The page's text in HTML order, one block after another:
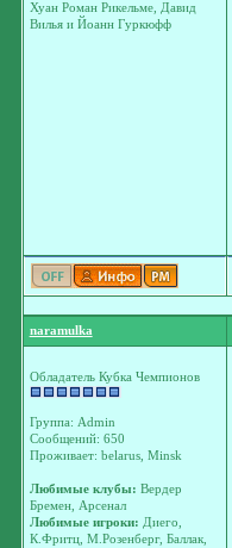
Хуан Роман Рикельме, Давид
Вилья и Йоанн Гуркюфф
naramulka
Обладатель Кубка Чемпионов
Группа: Admin
Сообщений: 650
Проживает: belarus, Minsk
Любимые клубы: Вердер
Бремен, Арсенал
Любимые игроки: Диего,
К.Фритц, М.Розенберг, Баллак,